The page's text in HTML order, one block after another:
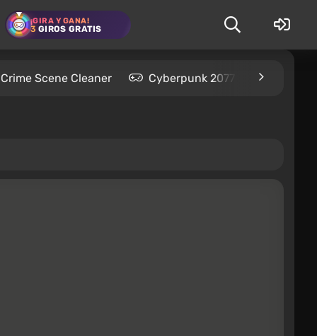
¡GIRA Y GANA!
3 GIROS GRATIS
Crime Scene Cleaner Cyberpunk 2077